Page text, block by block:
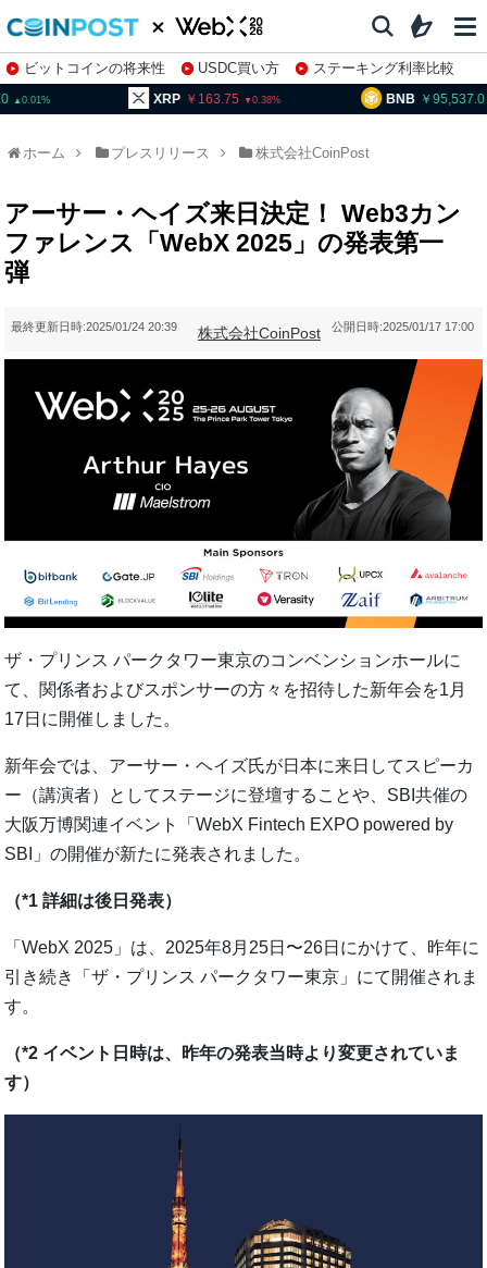
ビットコインの将来性 USDC買い方
ステーキング利率比較
株特集・関連銘柄
163.75 BNB 95,537.0
ホーム プレスリリース 株式会社CoinPost
アーサー・ヘイズ来日決定！ Web3カン
ファレンス「WebX 2025」の発表第一
弾
公開日時:2025/01/17 17:00
最終更新日時:2025/01/24 20:39 株式会社CoinPost
ザ・プリンス パークタワー東京のコンベンションホールに
て、関係者およびスポンサーの方々を招待した新年会を1月
17日に開催しました。
新年会では、アーサー・ヘイズ氏が日本に来日してスピーカ
ー（講演者）としてステージに登壇することや、SBI共催の
大阪万博関連イベント「WebX Fintech EXPO powered by
SBI」の開催が新たに発表されました。
（*1 詳細は後日発表）
「WebX 2025」は、2025年8月25日〜26日にかけて、昨年に
引き続き「ザ・プリンス パークタワー東京」にて開催されま
す。
（*2 イベント日時は、昨年の発表当時より変更されていま
す）